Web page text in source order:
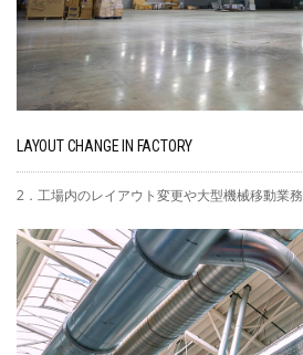
LAYOUT CHANGE IN FACTORY
2．工場内のレイアウト変更や大型機械移動業務